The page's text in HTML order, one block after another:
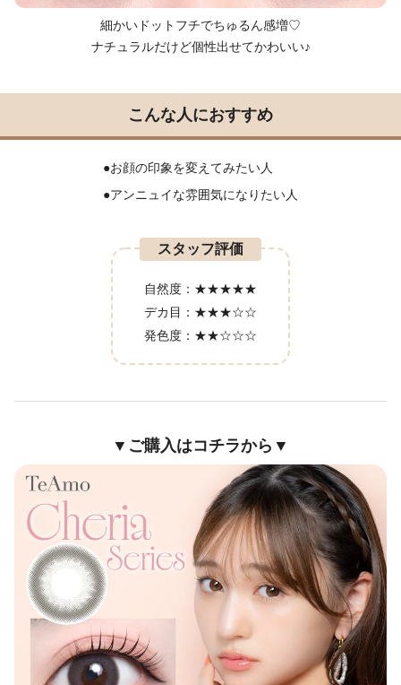
細かいドットフチでちゅるん感増♡
ナチュラルだけど個性出せてかわいい♪
こんな人におすすめ
●お顔の印象を変えてみたい人
●アンニュイな雰囲気になりたい人
スタッフ評価
自然度： ★★★★★
デカ目： ★★★☆☆
発色度： ★★☆☆☆
▼ご購入はコチラから▼